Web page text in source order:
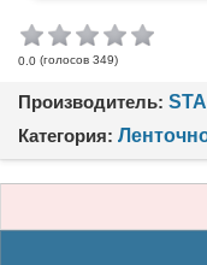
0.0 (голосов 349)
Производитель:
Категория: